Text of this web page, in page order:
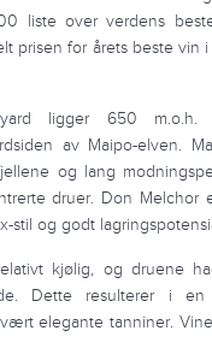
liste over verdens
prisen for årets beste vin
ligger 650
av Maipo-elven.
og lang
druer. Don Melchor
stil og godt
kjølig, og druene
Dette resulterer i
elegante tanniner.